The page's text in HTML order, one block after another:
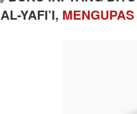
AL-YAFI’I, MENGUPAS